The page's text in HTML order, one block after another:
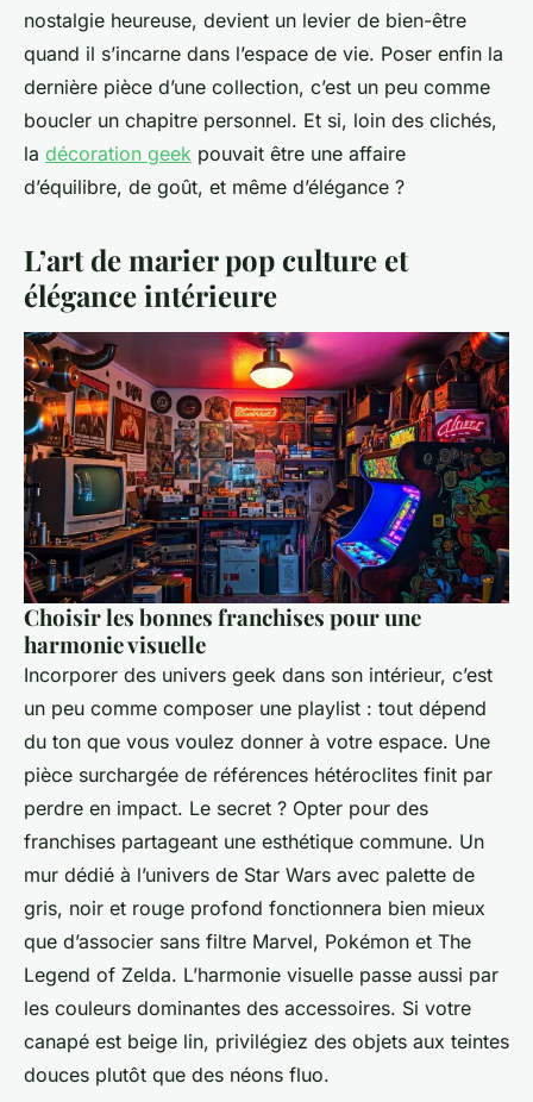
nostalgie heureuse, devient un levier de bien-être
quand il s’incarne dans l’espace de vie. Poser enfin la
dernière pièce d’une collection, c’est un peu comme
boucler un chapitre personnel. Et si, loin des clichés,
la décoration geek pouvait être une affaire
d’équilibre, de goût, et même d’élégance ?
L’art de marier pop culture et
élégance intérieure
Choisir les bonnes franchises pour une
harmonie visuelle
Incorporer des univers geek dans son intérieur, c’est
un peu comme composer une playlist : tout dépend
du ton que vous voulez donner à votre espace. Une
pièce surchargée de références hétéroclites finit par
perdre en impact. Le secret ? Opter pour des
franchises partageant une esthétique commune. Un
mur dédié à l’univers de Star Wars avec palette de
gris, noir et rouge profond fonctionnera bien mieux
que d’associer sans filtre Marvel, Pokémon et The
Legend of Zelda. L’harmonie visuelle passe aussi par
les couleurs dominantes des accessoires. Si votre
canapé est beige lin, privilégiez des objets aux teintes
douces plutôt que des néons fluo.